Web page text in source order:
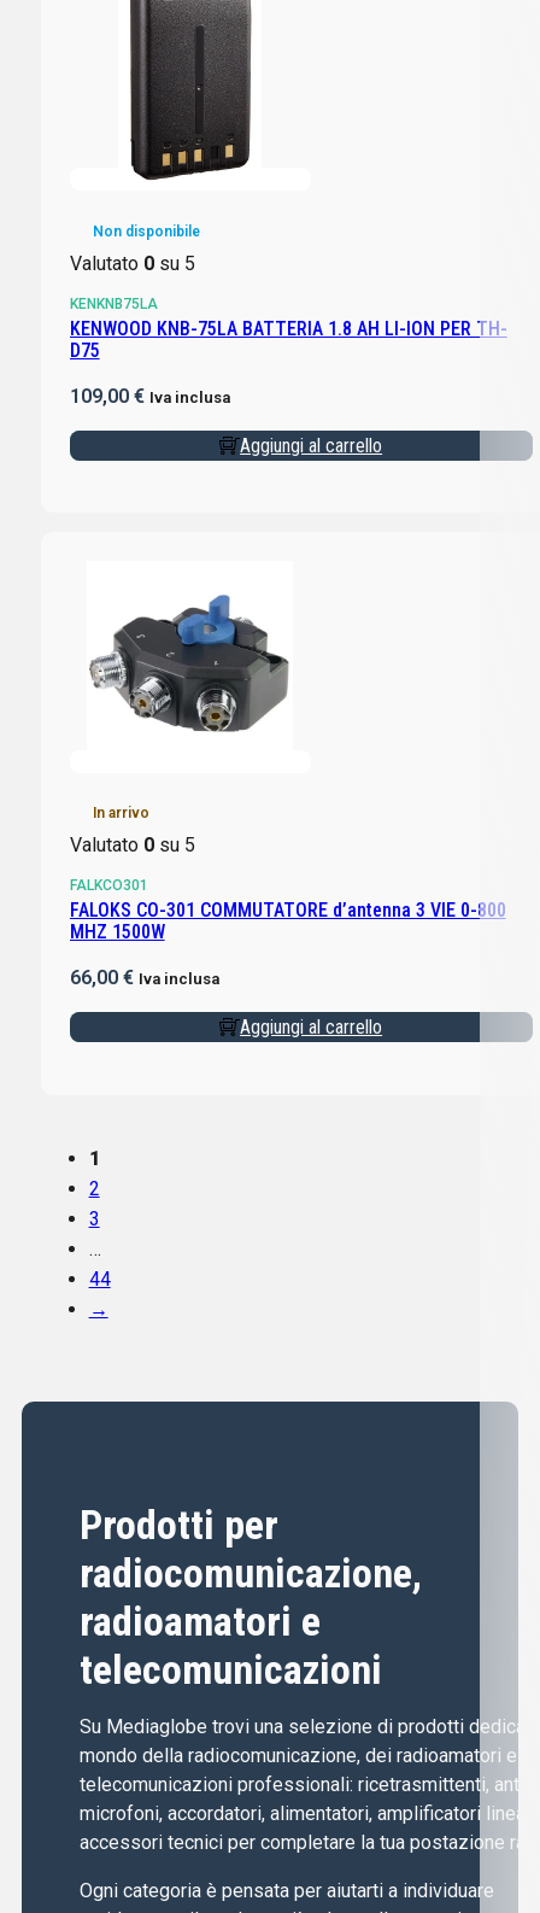
Non disponibile
Valutato 0su 5
KENKNB75LA
KENWOOD KNB-75LA BATTERIA 1.8 AH LI-ION PER TH-
D75
109,00 € Iva inclusa
Aggiungi al carrello
In arrivo
Valutato 0su 5
FALKCO301
FALOKS CO-301 COMMUTATORE d’antenna 3 VIE 0-800
MHZ 1500W
66,00 € Iva inclusa
Aggiungi al carrello
1
2
3
…
44
→
Prodotti per
radiocomunicazione,
radioamatori e
telecomunicazioni
Su Mediaglobe trovi una selezione di prodotti dedicati
mondo della radiocomunicazione, dei radioamatori e
telecomunicazioni professionali: ricetrasmittenti,
microfoni, accordatori, alimentatori, amplificatori
accessori tecnici per completare la tua postazione
Ogni categoria è pensata per aiutarti a individuare